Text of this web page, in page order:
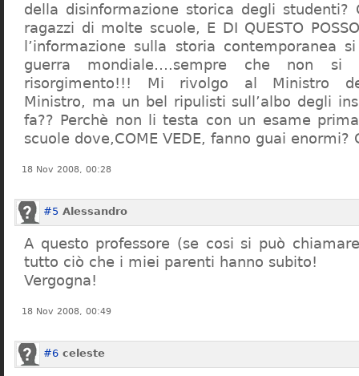
della disinformazione storica degli
ragazzi di molte scuole, E DI QUESTO POSSO
l’informazione sulla storia contemporanea
guerra mondiale….sempre che non
risorgimento!!! Mi rivolgo al Ministro
Ministro, ma un bel ripulisti sull’albo degli
fa?? Perchè non li testa con un esame
scuole dove,COME VEDE, fanno guai enormi?
18 Nov 2008, 00:28
#5 Alessandro
A questo professore (se cosi si può
tutto ciò che i miei parenti hanno subito!
Vergogna!
18 Nov 2008, 00:49
#6 celeste